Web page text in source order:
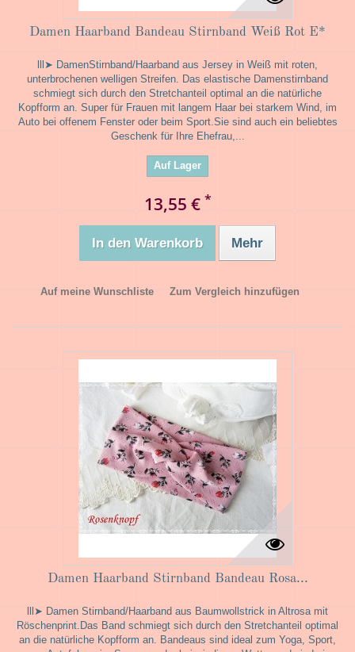
Damen Haarband Bandeau Stirnband Weiß Rot E*
lll➤ DamenStirnband/Haarband aus Jersey in Weiß mit roten,
unterbrochenen welligen Streifen. Das elastische Damenstirnband
schmiegt sich durch den Stretchanteil optimal an die natürliche
Kopfform an. Super für Frauen mit langem Haar bei starkem Wind, im
Auto bei offenem Fenster oder beim Sport.Sie sind auch ein beliebtes
Geschenk für Ihre Ehefrau,...
Auf Lager
13,55 € *
In den Warenkorb Mehr
Auf meine Wunschliste Zum Vergleich hinzufügen
Damen Haarband Stirnband Bandeau Rosa...
lll➤ Damen Stirnband/Haarband aus Baumwollstrick in Altrosa mit
Röschenprint.Das Band schmiegt sich durch den Stretchanteil optimal
an die natürliche Kopfform an. Bandeaus sind ideal zum Yoga, Sport,